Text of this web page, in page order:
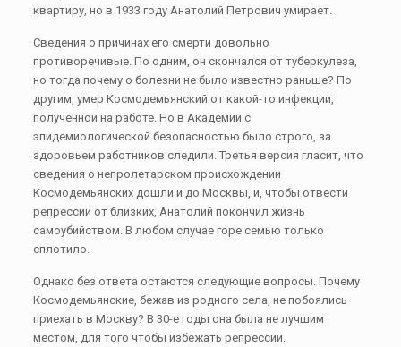
квартиру, но в 1933 году Анатолий Петрович умирает.
Сведения о причинах его смерти довольно
противоречивые. По одним, он скончался от туберкулеза,
но тогда почему о болезни не было известно раньше? По
другим, умер Космодемьянский от какой-то инфекции,
полученной на работе. Но в Академии с
эпидемиологической безопасностью было строго, за
здоровьем работников следили. Третья версия гласит, что
сведения о непролетарском происхождении
Космодемьянских дошли и до Москвы, и, чтобы отвести
репрессии от близких, Анатолий покончил жизнь
самоубийством. В любом случае горе семью только
сплотило.
Однако без ответа остаются следующие вопросы. Почему
Космодемьянские, бежав из родного села, не побоялись
приехать в Москву? В 30-е годы она была не лучшим
местом, для того чтобы избежать репрессий.